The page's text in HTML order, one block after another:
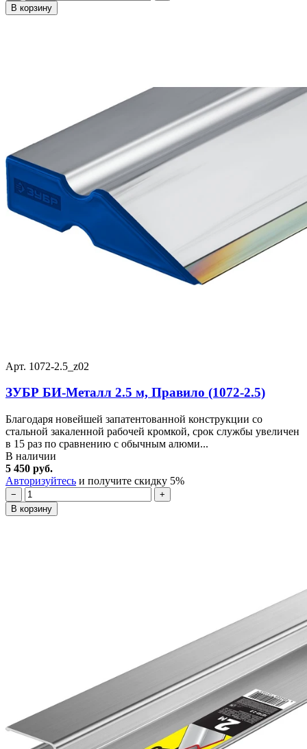
В корзину
Арт. 1072-2.5_z02
ЗУБР БИ-Металл 2.5 м, Правило (1072-2.5)
Благодаря новейшей запатентованной конструкции со
стальной закаленной рабочей кромкой, срок службы увеличен
в 15 раз по сравнению с обычным алюми...
В наличии
5 450 руб.
Авторизуйтесь и получите скидку 5%
−
+
В корзину